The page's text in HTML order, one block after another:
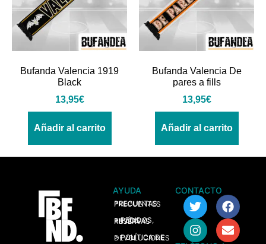
Bufanda Valencia 1919
Black
13,95€
Añadir al carrito
Bufanda Valencia De
pares a fills
13,95€
Añadir al carrito
AYUDA
> PREGUNTAS FRECUENTES
> PEDIDOS, ENVÍOS Y RESERVAS
> POLÍTICA DE DEVOLUCIONES
CONTACTO